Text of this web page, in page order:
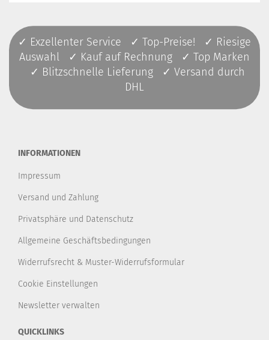
✓ Exzellenter Service ✓ Top-Preise! ✓ Riesige
Auswahl ✓ Kauf auf Rechnung ✓ Top Marken
✓ Blitzschnelle Lieferung ✓ Versand durch
DHL
INFORMATIONEN
Impressum
Versand und Zahlung
Privatsphäre und Datenschutz
Allgemeine Geschäftsbedingungen
Widerrufsrecht & Muster-Widerrufsformular
Cookie Einstellungen
Newsletter verwalten
QUICKLINKS